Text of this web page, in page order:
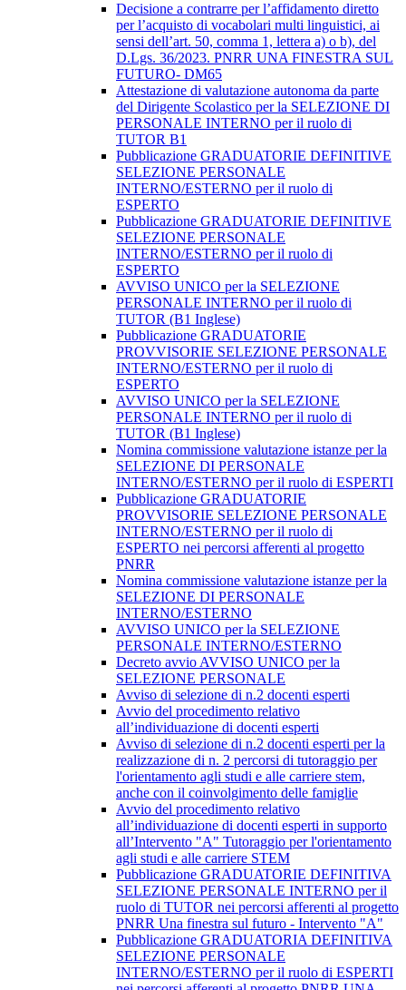
Decisione a contrarre per l’affidamento diretto
per l’acquisto di vocabolari multi linguistici, ai
sensi dell’art. 50, comma 1, lettera a) o b), del
D.Lgs. 36/2023. PNRR UNA FINESTRA SUL
FUTURO- DM65
Attestazione di valutazione autonoma da parte
del Dirigente Scolastico per la SELEZIONE DI
PERSONALE INTERNO per il ruolo di
TUTOR B1
Pubblicazione GRADUATORIE DEFINITIVE
SELEZIONE PERSONALE
INTERNO/ESTERNO per il ruolo di
ESPERTO
Pubblicazione GRADUATORIE DEFINITIVE
SELEZIONE PERSONALE
INTERNO/ESTERNO per il ruolo di
ESPERTO
AVVISO UNICO per la SELEZIONE
PERSONALE INTERNO per il ruolo di
TUTOR (B1 Inglese)
Pubblicazione GRADUATORIE
PROVVISORIE SELEZIONE PERSONALE
INTERNO/ESTERNO per il ruolo di
ESPERTO
AVVISO UNICO per la SELEZIONE
PERSONALE INTERNO per il ruolo di
TUTOR (B1 Inglese)
Nomina commissione valutazione istanze per la
SELEZIONE DI PERSONALE
INTERNO/ESTERNO per il ruolo di ESPERTI
Pubblicazione GRADUATORIE
PROVVISORIE SELEZIONE PERSONALE
INTERNO/ESTERNO per il ruolo di
ESPERTO nei percorsi afferenti al progetto
PNRR
Nomina commissione valutazione istanze per la
SELEZIONE DI PERSONALE
INTERNO/ESTERNO
AVVISO UNICO per la SELEZIONE
PERSONALE INTERNO/ESTERNO
Decreto avvio AVVISO UNICO per la
SELEZIONE PERSONALE
Avviso di selezione di n.2 docenti esperti
Avvio del procedimento relativo
all’individuazione di docenti esperti
Avviso di selezione di n.2 docenti esperti per la
realizzazione di n. 2 percorsi di tutoraggio per
l'orientamento agli studi e alle carriere stem,
anche con il coinvolgimento delle famiglie
Avvio del procedimento relativo
all’individuazione di docenti esperti in supporto
all’Intervento "A" Tutoraggio per l'orientamento
agli studi e alle carriere STEM
Pubblicazione GRADUATORIE DEFINITIVA
SELEZIONE PERSONALE INTERNO per il
ruolo di TUTOR nei percorsi afferenti al progetto
PNRR Una finestra sul futuro - Intervento "A"
Pubblicazione GRADUATORIA DEFINITIVA
SELEZIONE PERSONALE
INTERNO/ESTERNO per il ruolo di ESPERTI